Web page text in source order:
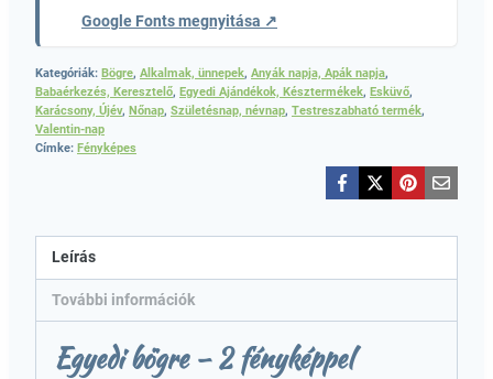
Google Fonts megnyitása ↗
Kategóriák: Bögre, Alkalmak, ünnepek, Anyák napja, Apák napja,
Babaérkezés, Keresztelő, Egyedi Ajándékok, Késztermékek, Esküvő,
Karácsony, Újév, Nőnap, Születésnap, névnap, Testreszabható termék,
Valentin-nap
Címke: Fényképes
Leírás
További információk
Egyedi bögre – 2 fényképpel